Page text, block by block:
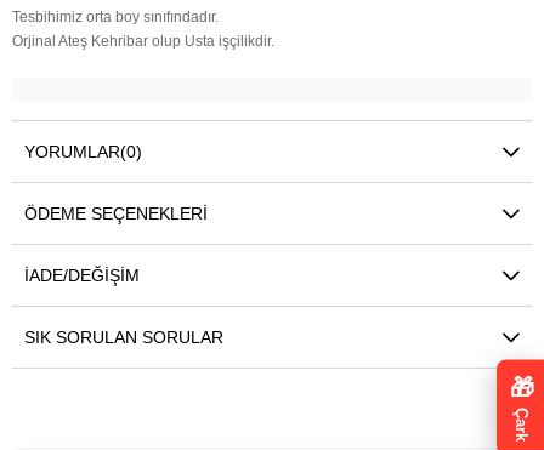
Tesbihimiz orta boy sınıfındadır.
Orjinal Ateş Kehribar olup Usta işçilikdir.
YORUMLAR(0)
ÖDEME SEÇENEKLERI
İADE/DEĞIŞIM
SIK SORULAN SORULAR
🎁
Çark